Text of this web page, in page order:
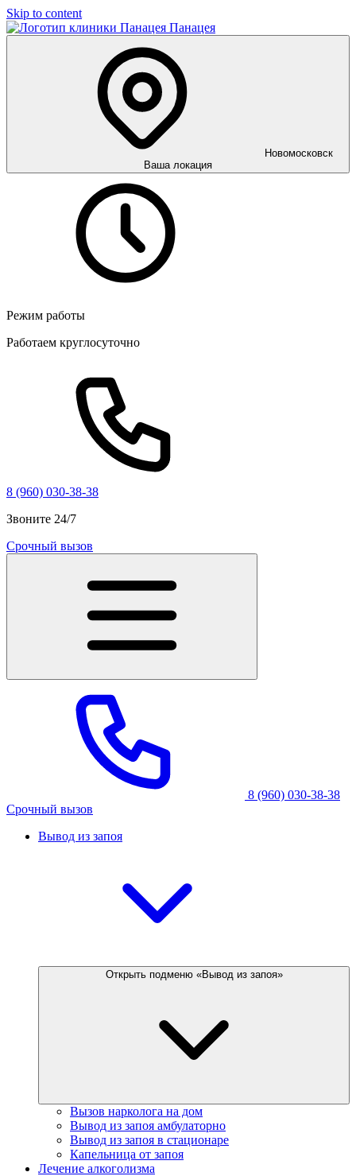
Skip to content
Панацея
Новомосковск
Ваша локация
Режим работы
Работаем круглосуточно
8 (960) 030-38-38
Звоните 24/7
Срочный вызов
8 (960) 030-38-38
Срочный вызов
Вывод из запоя
Открыть подменю «Вывод из запоя»
Вызов нарколога на дом
Вывод из запоя амбулаторно
Вывод из запоя в стационаре
Капельница от запоя
Лечение алкоголизма